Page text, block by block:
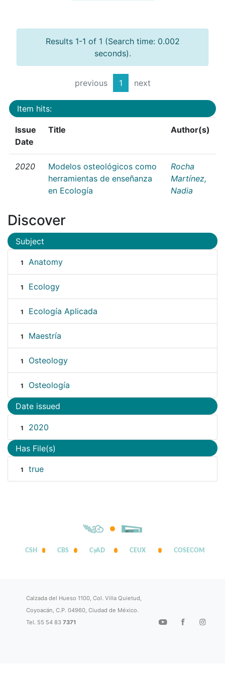
Results 1-1 of 1 (Search time: 0.002
seconds).
previous 1 next
Item hits:
Issue
Date
Title Author(s)
2020
Modelos osteológicos como
herramientas de enseñanza
en Ecología
Rocha
Martínez,
Nadia
Discover
Subject
1 Anatomy
1 Ecology
1 Ecología Aplicada
1 Maestría
1 Osteology
1 Osteología
Date issued
1 2020
Has File(s)
1 true
CSH CBS CyAD CEUX COSECOM
Calzada del Hueso 1100, Col. Villa Quietud,
Coyoacán, C.P. 04960, Ciudad de México.
Tel. 55 54 837371